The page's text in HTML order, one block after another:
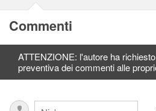
Commenti
ATTENZIONE: l'autore ha
preventiva dei commenti alle